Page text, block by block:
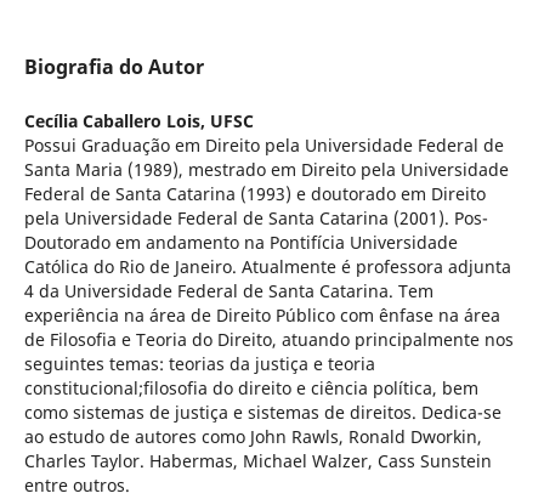
Biografia do Autor
Cecília Caballero Lois, UFSC
Possui Graduação em Direito pela Universidade Federal de
Santa Maria (1989), mestrado em Direito pela Universidade
Federal de Santa Catarina (1993) e doutorado em Direito
pela Universidade Federal de Santa Catarina (2001). Pos-
Doutorado em andamento na Pontifícia Universidade
Católica do Rio de Janeiro. Atualmente é professora adjunta
4 da Universidade Federal de Santa Catarina. Tem
experiência na área de Direito Público com ênfase na área
de Filosofia e Teoria do Direito, atuando principalmente nos
seguintes temas: teorias da justiça e teoria
constitucional;filosofia do direito e ciência política, bem
como sistemas de justiça e sistemas de direitos. Dedica-se
ao estudo de autores como John Rawls, Ronald Dworkin,
Charles Taylor. Habermas, Michael Walzer, Cass Sunstein
entre outros.